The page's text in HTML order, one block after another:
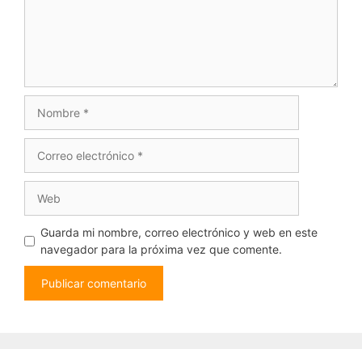
electrónico
Guarda mi nombre, correo electrónico y web en este
navegador para la próxima vez que comente.